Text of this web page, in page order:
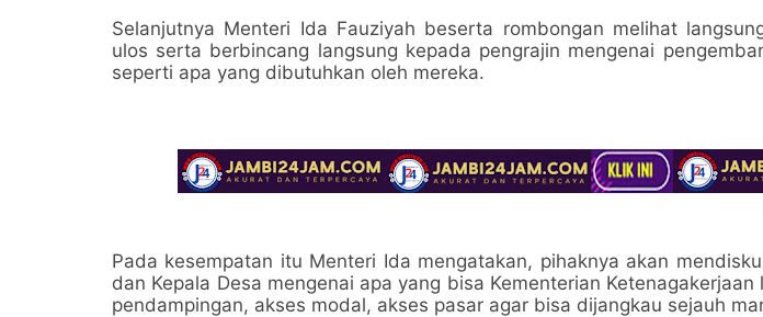
Selanjutnya Menteri Ida Fauziyah beserta rombongan melihat
ulos serta berbincang langsung kepada pengrajin mengenai
seperti apa yang dibutuhkan oleh mereka.
Pada kesempatan itu Menteri Ida mengatakan, pihaknya akan
dan Kepala Desa mengenai apa yang bisa Kementerian
pendampingan, akses modal, akses pasar agar bisa dijangkau sejauh